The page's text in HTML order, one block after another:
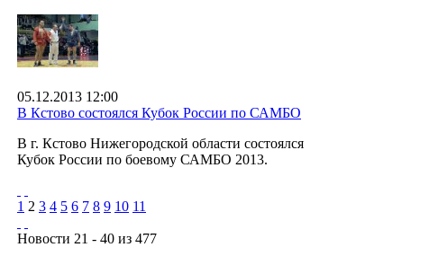
05.12.2013 12:00
В Кстово состоялся Кубок России по САМБО
В г. Кстово Нижегородской области состоялся
Кубок России по боевому САМБО 2013.
1 2 3 4 5 6 7 8 9 10 11
Новости 21 - 40 из 477